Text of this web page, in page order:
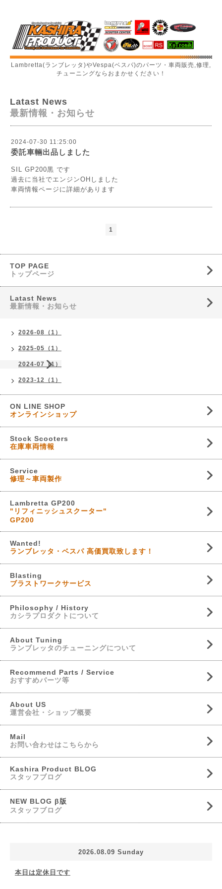
Lambretta(ランブレッタ)やVespa(ベスパ)のパーツ・車両販売,修理,
チューニングならおまかせください！
Latast News
最新情報・お知らせ
2024-07-30 11:25:00
委託車輛出品しました
SIL GP200黒 です
過去に当社でエンジンOHしました
車両情報ページに詳細があります
1
TOP PAGE
トップページ
Latast News
最新情報・お知らせ
2026-08（1）
2025-05（1）
2024-07（1）
2023-12（1）
ON LINE SHOP
オンラインショップ
Stock Scooters
在庫車両情報
Service
修理～車両製作
Lambretta GP200
"リフィニッシュスクーター"
GP200
Wanted!
ランブレッタ・ベスパ 高価買取致します！
Blasting
ブラストワークサービス
Philosophy / History
カシラプロダクトについて
About Tuning
ランブレッタのチューニングについて
Recommend Parts / Service
おすすめパーツ等
About US
運営会社・ショップ概要
Mail
お問い合わせはこちらから
Kashira Product BLOG
スタッフブログ
NEW BLOG β版
スタッフブログ
2026.08.09 Sunday
本日は定休日です